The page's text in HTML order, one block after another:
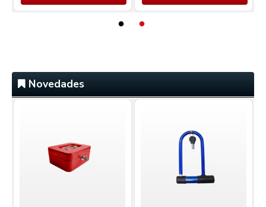
Novedades